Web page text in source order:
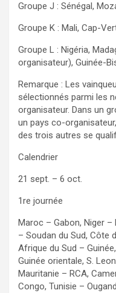
Groupe J : Sénégal,
Groupe K : Mali, Cap-
Groupe L : Nigéria,
organisateur), Guinée-
Remarque : Les
sélectionnés parmi les
organisateur. Dans un
un pays co-
des trois autres se
Calendrier
21 sept. – 6 oct.
1re journée
Maroc – Gabon, Niger
– Soudan du Sud, Côte
Afrique du Sud –
Guinée orientale, S.
Mauritanie – RCA,
Congo, Tunisie –